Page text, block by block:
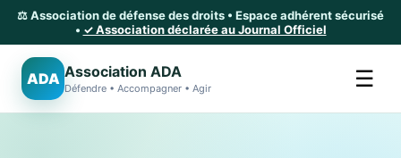
⚖️ Association de défense des droits • Espace adhérent sécurisé
• ✓ Association déclarée au Journal Officiel
ADA Association ADA
Défendre • Accompagner • Agir ☰